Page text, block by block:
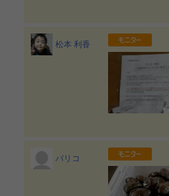
松本 利香
バリコ